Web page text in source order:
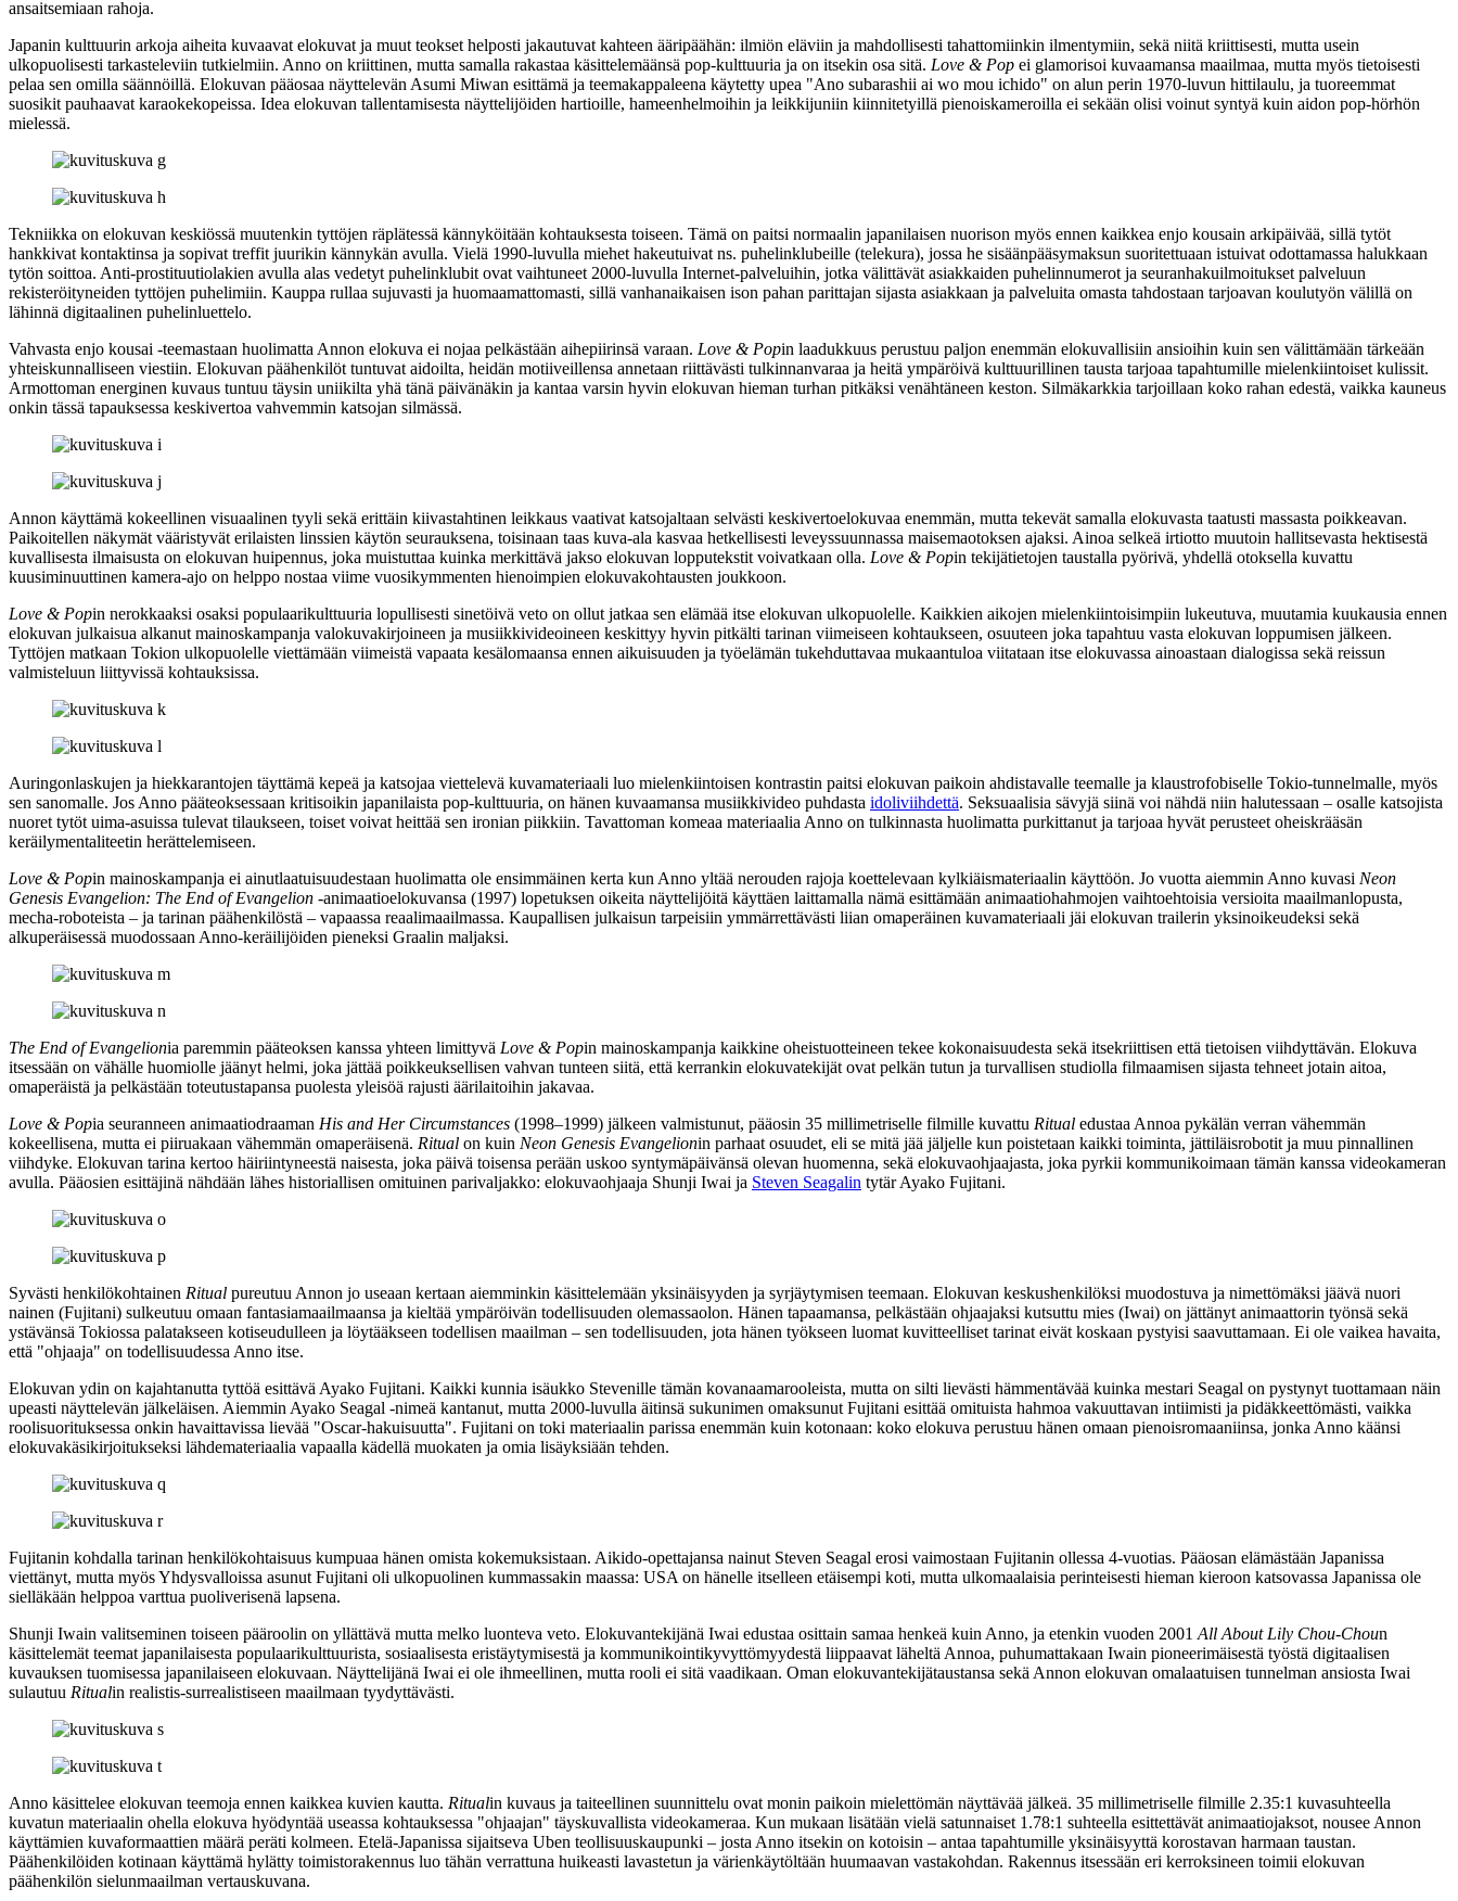
ansaitsemiaan rahoja.
Japanin kulttuurin arkoja aiheita kuvaavat elokuvat ja muut teokset helposti jakautuvat kahteen ääripäähän: ilmiön eläviin ja mahdollisesti tahattomiinkin ilmentymiin, sekä niitä kriittisesti, mutta usein
ulkopuolisesti tarkasteleviin tutkielmiin. Anno on kriittinen, mutta samalla rakastaa käsittelemäänsä pop‑kulttuuria ja on itsekin osa sitä. Love & Pop ei glamorisoi kuvaamansa maailmaa, mutta myös tietoisesti
pelaa sen omilla säännöillä. Elokuvan pääosaa näyttelevän Asumi Miwan esittämä ja teemakappaleena käytetty upea "Ano subarashii ai wo mou ichido" on alun perin 1970‑luvun hittilaulu, ja tuoreemmat
suosikit pauhaavat karaokekopeissa. Idea elokuvan tallentamisesta näyttelijöiden hartioille, hameenhelmoihin ja leikkijuniin kiinnitetyillä pienoiskameroilla ei sekään olisi voinut syntyä kuin aidon pop‑hörhön
mielessä.
Tekniikka on elokuvan keskiössä muutenkin tyttöjen räplätessä kännyköitään kohtauksesta toiseen. Tämä on paitsi normaalin japanilaisen nuorison myös ennen kaikkea enjo kousain arkipäivää, sillä tytöt
hankkivat kontaktinsa ja sopivat treffit juurikin kännykän avulla. Vielä 1990‑luvulla miehet hakeutuivat ns. puhelinklubeille (telekura), jossa he sisäänpääsymaksun suoritettuaan istuivat odottamassa halukkaan
tytön soittoa. Anti-prostituutiolakien avulla alas vedetyt puhelinklubit ovat vaihtuneet 2000‑luvulla Internet-palveluihin, jotka välittävät asiakkaiden puhelinnumerot ja seuranhakuilmoitukset palveluun
rekisteröityneiden tyttöjen puhelimiin. Kauppa rullaa sujuvasti ja huomaamattomasti, sillä vanhanaikaisen ison pahan parittajan sijasta asiakkaan ja palveluita omasta tahdostaan tarjoavan koulutyön välillä on
lähinnä digitaalinen puhelinluettelo.
Vahvasta enjo kousai ‑teemastaan huolimatta Annon elokuva ei nojaa pelkästään aihepiirinsä varaan. Love & Popin laadukkuus perustuu paljon enemmän elokuvallisiin ansioihin kuin sen välittämään tärkeään
yhteiskunnalliseen viestiin. Elokuvan päähenkilöt tuntuvat aidoilta, heidän motiiveillensa annetaan riittävästi tulkinnanvaraa ja heitä ympäröivä kulttuurillinen tausta tarjoaa tapahtumille mielenkiintoiset kulissit.
Armottoman energinen kuvaus tuntuu täysin uniikilta yhä tänä päivänäkin ja kantaa varsin hyvin elokuvan hieman turhan pitkäksi venähtäneen keston. Silmäkarkkia tarjoillaan koko rahan edestä, vaikka kauneus
onkin tässä tapauksessa keskivertoa vahvemmin katsojan silmässä.
Annon käyttämä kokeellinen visuaalinen tyyli sekä erittäin kiivastahtinen leikkaus vaativat katsojaltaan selvästi keskivertoelokuvaa enemmän, mutta tekevät samalla elokuvasta taatusti massasta poikkeavan.
Paikoitellen näkymät vääristyvät erilaisten linssien käytön seurauksena, toisinaan taas kuva‑ala kasvaa hetkellisesti leveyssuunnassa maisemaotoksen ajaksi. Ainoa selkeä irtiotto muutoin hallitsevasta hektisestä
kuvallisesta ilmaisusta on elokuvan huipennus, joka muistuttaa kuinka merkittävä jakso elokuvan lopputekstit voivatkaan olla. Love & Popin tekijätietojen taustalla pyörivä, yhdellä otoksella kuvattu
kuusiminuuttinen kamera‑ajo on helppo nostaa viime vuosikymmenten hienoimpien elokuvakohtausten joukkoon.
Love & Popin nerokkaaksi osaksi populaarikulttuuria lopullisesti sinetöivä veto on ollut jatkaa sen elämää itse elokuvan ulkopuolelle. Kaikkien aikojen mielenkiintoisimpiin lukeutuva, muutamia kuukausia ennen
elokuvan julkaisua alkanut mainoskampanja valokuvakirjoineen ja musiikkivideoineen keskittyy hyvin pitkälti tarinan viimeiseen kohtaukseen, osuuteen joka tapahtuu vasta elokuvan loppumisen jälkeen.
Tyttöjen matkaan Tokion ulkopuolelle viettämään viimeistä vapaata kesälomaansa ennen aikuisuuden ja työelämän tukehduttavaa mukaantuloa viitataan itse elokuvassa ainoastaan dialogissa sekä reissun
valmisteluun liittyvissä kohtauksissa.
Auringonlaskujen ja hiekkarantojen täyttämä kepeä ja katsojaa viettelevä kuvamateriaali luo mielenkiintoisen kontrastin paitsi elokuvan paikoin ahdistavalle teemalle ja klaustrofobiselle Tokio-tunnelmalle, myös
sen sanomalle. Jos Anno pääteoksessaan kritisoikin japanilaista pop‑kulttuuria, on hänen kuvaamansa musiikkivideo puhdasta idoliviihdettä. Seksuaalisia sävyjä siinä voi nähdä niin halutessaan – osalle katsojista
nuoret tytöt uima-asuissa tulevat tilaukseen, toiset voivat heittää sen ironian piikkiin. Tavattoman komeaa materiaalia Anno on tulkinnasta huolimatta purkittanut ja tarjoaa hyvät perusteet oheiskrääsän
keräilymentaliteetin herättelemiseen.
Love & Popin mainoskampanja ei ainutlaatuisuudestaan huolimatta ole ensimmäinen kerta kun Anno yltää nerouden rajoja koettelevaan kylkiäismateriaalin käyttöön. Jo vuotta aiemmin Anno kuvasi Neon
Genesis Evangelion: The End of Evangelion ‑animaatioelokuvansa (1997) lopetuksen oikeita näyttelijöitä käyttäen laittamalla nämä esittämään animaatiohahmojen vaihtoehtoisia versioita maailmanlopusta,
mecha-roboteista – ja tarinan päähenkilöstä – vapaassa reaalimaailmassa. Kaupallisen julkaisun tarpeisiin ymmärrettävästi liian omaperäinen kuvamateriaali jäi elokuvan trailerin yksinoikeudeksi sekä
alkuperäisessä muodossaan Anno-keräilijöiden pieneksi Graalin maljaksi.
The End of Evangelionia paremmin pääteoksen kanssa yhteen limittyvä Love & Popin mainoskampanja kaikkine oheistuotteineen tekee kokonaisuudesta sekä itsekriittisen että tietoisen viihdyttävän. Elokuva
itsessään on vähälle huomiolle jäänyt helmi, joka jättää poikkeuksellisen vahvan tunteen siitä, että kerrankin elokuvatekijät ovat pelkän tutun ja turvallisen studiolla filmaamisen sijasta tehneet jotain aitoa,
omaperäistä ja pelkästään toteutustapansa puolesta yleisöä rajusti äärilaitoihin jakavaa.
Love & Popia seuranneen animaatiodraaman His and Her Circumstances (1998–1999) jälkeen valmistunut, pääosin 35 millimetriselle filmille kuvattu Ritual edustaa Annoa pykälän verran vähemmän
kokeellisena, mutta ei piiruakaan vähemmän omaperäisenä. Ritual on kuin Neon Genesis Evangelionin parhaat osuudet, eli se mitä jää jäljelle kun poistetaan kaikki toiminta, jättiläisrobotit ja muu pinnallinen
viihdyke. Elokuvan tarina kertoo häiriintyneestä naisesta, joka päivä toisensa perään uskoo syntymäpäivänsä olevan huomenna, sekä elokuvaohjaajasta, joka pyrkii kommunikoimaan tämän kanssa videokameran
avulla. Pääosien esittäjinä nähdään lähes historiallisen omituinen parivaljakko: elokuvaohjaaja Shunji Iwai ja Steven Seagalin tytärAyako Fujitani.
Syvästi henkilökohtainen Ritual pureutuu Annon jo useaan kertaan aiemminkin käsittelemään yksinäisyyden ja syrjäytymisen teemaan. Elokuvan keskushenkilöksi muodostuva ja nimettömäksi jäävä nuori
nainen (Fujitani) sulkeutuu omaan fantasiamaailmaansa ja kieltää ympäröivän todellisuuden olemassaolon. Hänen tapaamansa, pelkästään ohjaajaksi kutsuttu mies (Iwai) on jättänyt animaattorin työnsä sekä
ystävänsä Tokiossa palatakseen kotiseudulleen ja löytääkseen todellisen maailman – sen todellisuuden, jota hänen työkseen luomat kuvitteelliset tarinat eivät koskaan pystyisi saavuttamaan. Ei ole vaikea havaita,
että "ohjaaja" on todellisuudessa Anno itse.
Elokuvan ydin on kajahtanutta tyttöä esittävä Ayako Fujitani. Kaikki kunnia isäukko Stevenille tämän kovanaamarooleista, mutta on silti lievästi hämmentävää kuinka mestari Seagal on pystynyt tuottamaan näin
upeasti näyttelevän jälkeläisen. Aiemmin Ayako Seagal ‑nimeä kantanut, mutta 2000‑luvulla äitinsä sukunimen omaksunut Fujitani esittää omituista hahmoa vakuuttavan intiimisti ja pidäkkeettömästi, vaikka
roolisuorituksessa onkin havaittavissa lievää "Oscar-hakuisuutta". Fujitani on toki materiaalin parissa enemmän kuin kotonaan: koko elokuva perustuu hänen omaan pienoisromaaniinsa, jonka Anno käänsi
elokuvakäsikirjoitukseksi lähdemateriaalia vapaalla kädellä muokaten ja omia lisäyksiään tehden.
Fujitanin kohdalla tarinan henkilökohtaisuus kumpuaa hänen omista kokemuksistaan. Aikido-opettajansa nainut Steven Seagal erosi vaimostaan Fujitanin ollessa 4‑vuotias. Pääosan elämästään Japanissa
viettänyt, mutta myös Yhdysvalloissa asunut Fujitani oli ulkopuolinen kummassakin maassa: USA on hänelle itselleen etäisempi koti, mutta ulkomaalaisia perinteisesti hieman kieroon katsovassa Japanissa ole
sielläkään helppoa varttua puoliverisenä lapsena.
Shunji Iwain valitseminen toiseen pääroolin on yllättävä mutta melko luonteva veto. Elokuvantekijänä Iwai edustaa osittain samaa henkeä kuin Anno, ja etenkin vuoden 2001 All About Lily Chou-Choun
käsittelemät teemat japanilaisesta populaarikulttuurista, sosiaalisesta eristäytymisestä ja kommunikointikyvyttömyydestä liippaavat läheltä Annoa, puhumattakaan Iwain pioneerimäisestä työstä digitaalisen
kuvauksen tuomisessa japanilaiseen elokuvaan. Näyttelijänä Iwai ei ole ihmeellinen, mutta rooli ei sitä vaadikaan. Oman elokuvantekijätaustansa sekä Annon elokuvan omalaatuisen tunnelman ansiosta Iwai
sulautuu Ritualin realistis-surrealistiseen maailmaan tyydyttävästi.
Anno käsittelee elokuvan teemoja ennen kaikkea kuvien kautta. Ritualin kuvaus ja taiteellinen suunnittelu ovat monin paikoin mielettömän näyttävää jälkeä. 35 millimetriselle filmille 2.35:1 kuvasuhteella
kuvatun materiaalin ohella elokuva hyödyntää useassa kohtauksessa "ohjaajan" täyskuvallista videokameraa. Kun mukaan lisätään vielä satunnaiset 1.78:1 suhteella esittettävät animaatiojaksot, nousee Annon
käyttämien kuvaformaattien määrä peräti kolmeen. Etelä-Japanissa sijaitseva Uben teollisuuskaupunki – josta Anno itsekin on kotoisin – antaa tapahtumille yksinäisyyttä korostavan harmaan taustan.
Päähenkilöiden kotinaan käyttämä hylätty toimistorakennus luo tähän verrattuna huikeasti lavastetun ja värienkäytöltään huumaavan vastakohdan. Rakennus itsessään eri kerroksineen toimii elokuvan
päähenkilön sielunmaailman vertauskuvana.